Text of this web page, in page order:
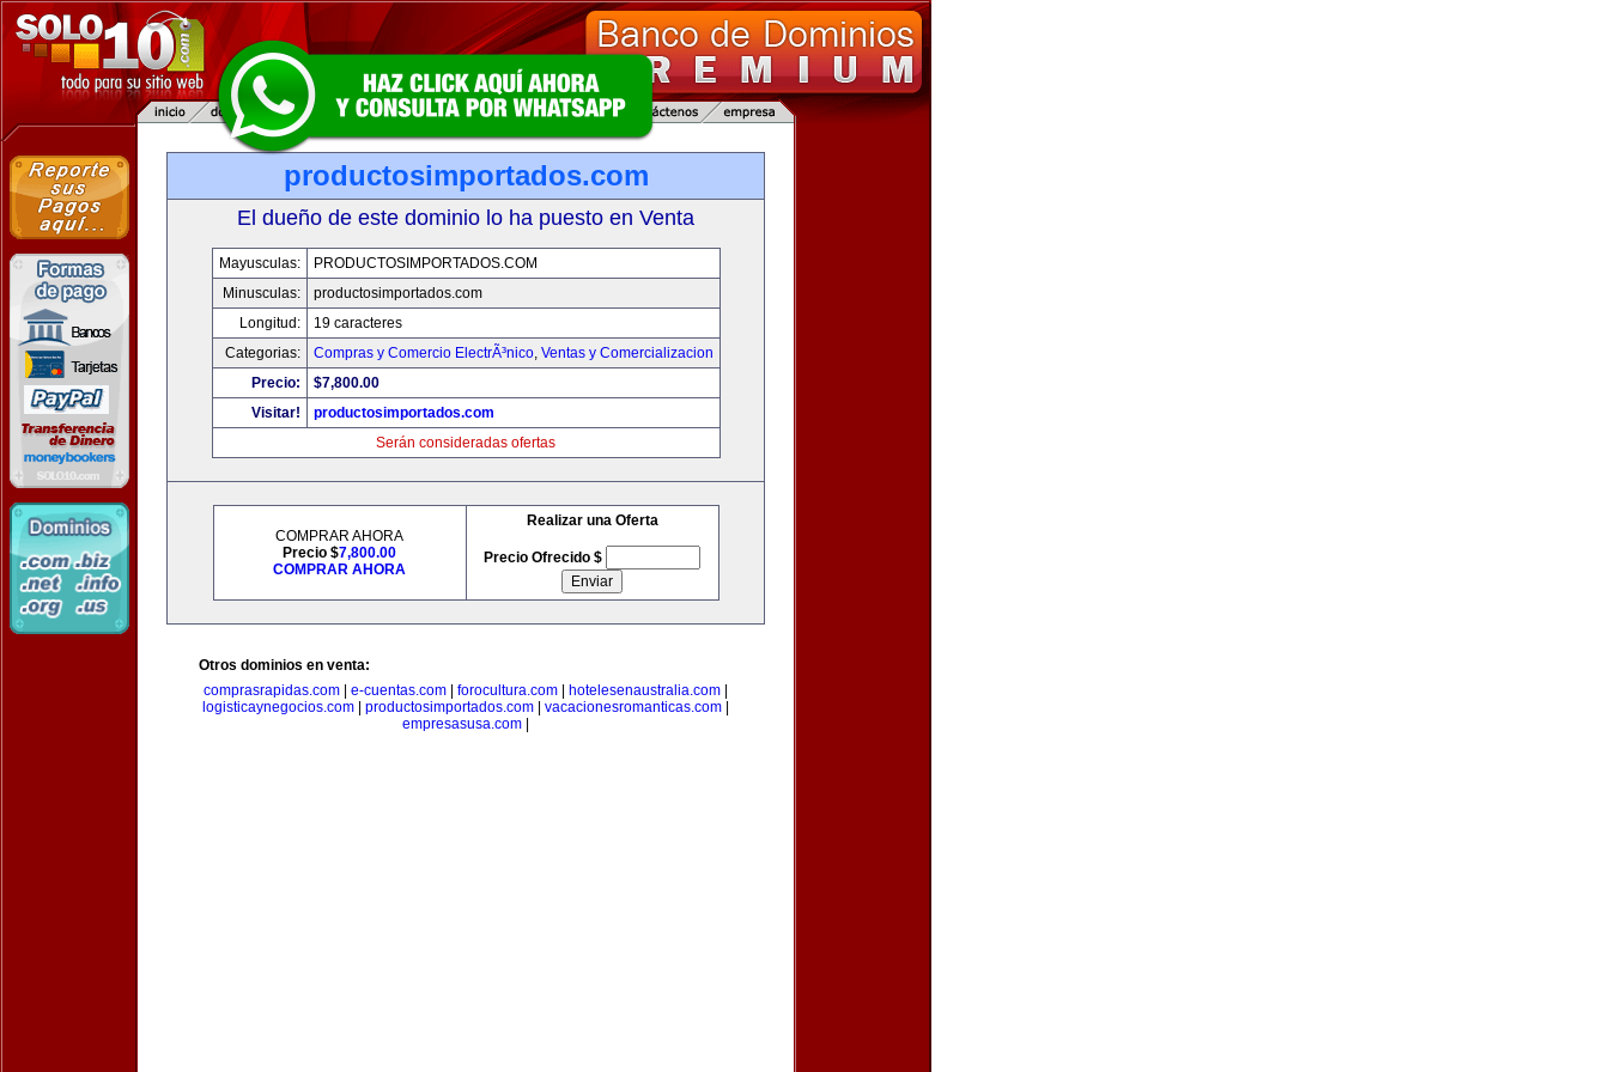
productosimportados.com
El dueño de este dominio lo ha puesto en Venta
Mayusculas:
PRODUCTOSIMPORTADOS.COM
Minusculas:
productosimportados.com
Longitud:
19 caracteres
Categorias:
Compras y Comercio ElectrÃ³nico, Ventas y Comercializacion
Precio:
$7,800.00
Visitar!
productosimportados.com
Serán consideradas ofertas
COMPRAR AHORA
Precio $7,800.00
COMPRAR AHORA
Realizar una Oferta
Precio Ofrecido $
Otros dominios en venta:
comprasrapidas.com
e-cuentas.com forocultura.com hotelesenaustralia.com
logisticaynegocios.com
productosimportados.com vacacionesromanticas.com
empresasusa.com